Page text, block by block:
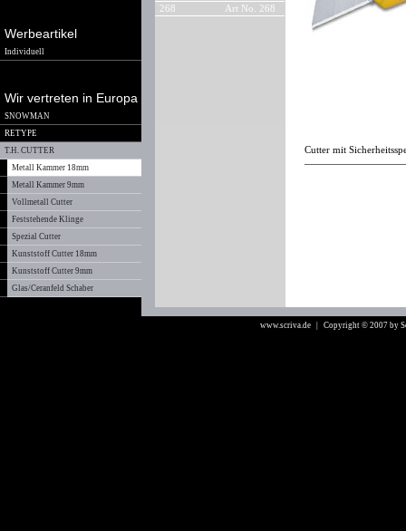
Werbeartikel
Individuell
Wir vertreten in Europa
SNOWMAN
RETYPE
T.H. CUTTER
Metall Kammer 18mm
Metall Kammer 9mm
Vollmetall Cutter
Feststehende Klinge
Spezial Cutter
Kunststoff Cutter 18mm
Kunststoff Cutter 9mm
Glas/Ceranfeld Schaber
268
Art No. 268
Cutter mit
www.scriva.de | Copyright © 2007 by